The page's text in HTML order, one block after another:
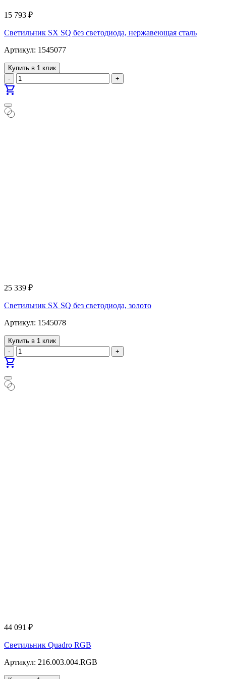
15 793 ₽
Светильник SX SQ без светодиода, нержавеющая сталь
Артикул: 1545077
Купить в 1 клик
-
+
shopping_cart
25 339 ₽
Светильник SX SQ без светодиода, золото
Артикул: 1545078
Купить в 1 клик
-
+
shopping_cart
44 091 ₽
Светильник Quadro RGB
Артикул: 216.003.004.RGB